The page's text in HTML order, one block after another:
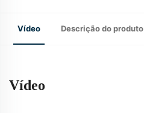
Vídeo Descrição do produto
Vídeo